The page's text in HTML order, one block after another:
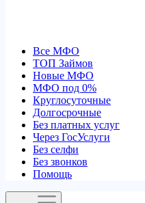
Все МФО
ТОП Займов
Новые МФО
МФО под 0%
Круглосуточные
Долгосрочные
Без платных услуг
Через ГосУслуги
Без селфи
Без звонков
Помощь